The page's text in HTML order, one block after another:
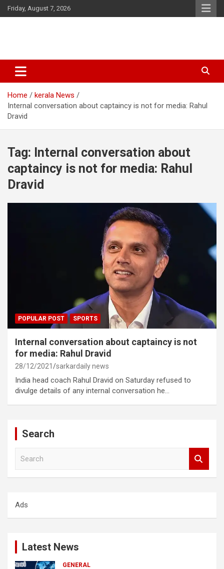
Skip
to
Friday, August 7, 2026
Sarkardaily : Breaking News |
Latest Malayalam News | Latest
English News
India. Politics News Events. Sports News. Movie News. Lifestyle
News.
Home
kerala News
Internal conversation about captaincy is not for media: Rahul
Dravid
Tag: Internal conversation about
captaincy is not for media: Rahul
Dravid
POPULAR POST SPORTS
Internal conversation about captaincy is not
for media: Rahul Dravid
28/12/2021 sarkardaily news
India head coach Rahul Dravid on Saturday refused to
divulge details of any internal conversation he…
Search
h
Ads
Latest News
GENERAL